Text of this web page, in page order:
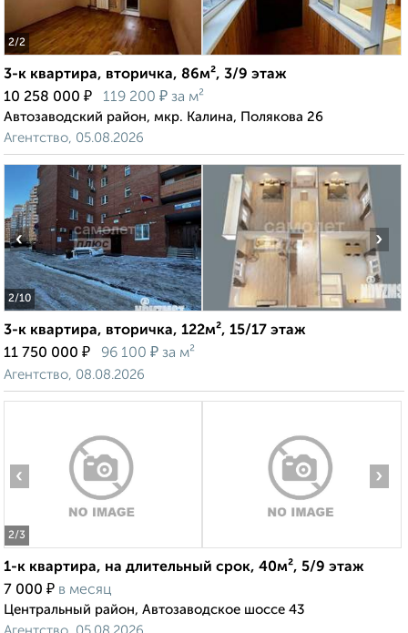
2/2
3-к квартира, вторичка, 86м², 3/9 этаж
10 258 000 ₽ 119 200 ₽ за м²
Автозаводский район, мкр. Калина, Полякова 26
Агентство, 05.08.2026
2/10
‹ ›
3-к квартира, вторичка, 122м², 15/17 этаж
11 750 000 ₽ 96 100 ₽ за м²
Агентство, 08.08.2026
2/3
‹ ›
1-к квартира, на длительный срок, 40м², 5/9 этаж
7 000 ₽ в месяц
Центральный район, Автозаводское шоссе 43